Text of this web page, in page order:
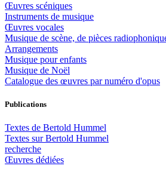
Œuvres scéniques
Instruments de musique
Œuvres vocales
Musique de scène, de pièces
Arrangements
Musique pour enfants
Musique de Noël
Catalogue des œuvres par numéro d'opus
Publications
Textes de Bertold Hummel
Textes sur Bertold Hummel
recherche
Œuvres dédiées